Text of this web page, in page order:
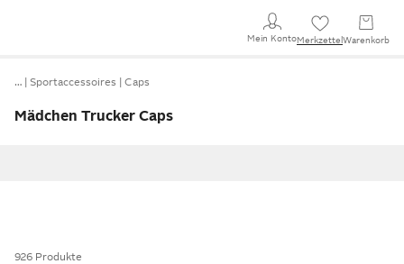
Mein KontoMerkzettel Warenkorb
… Sportaccessoires Caps
Mädchen Trucker Caps
926 Produkte